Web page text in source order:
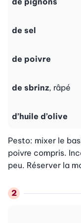
de sel
de poivre
de sbrinz, râpé
d’huile d’olive
Pesto: mixer le
poivre compris.
peu. Réserver la